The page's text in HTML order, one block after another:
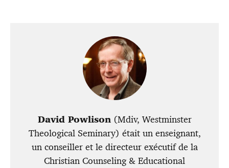
David Powlison(Mdiv, Westminster
Theological Seminary) était un enseignant,
un conseiller et le directeur exécutif de la
Christian Counseling & Educational